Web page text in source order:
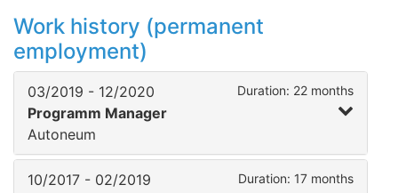
Work history (permanent
employment)
03/2019 - 12/2020 Duration: 22 months
Programm Manager
Autoneum
10/2017 - 02/2019 Duration: 17 months